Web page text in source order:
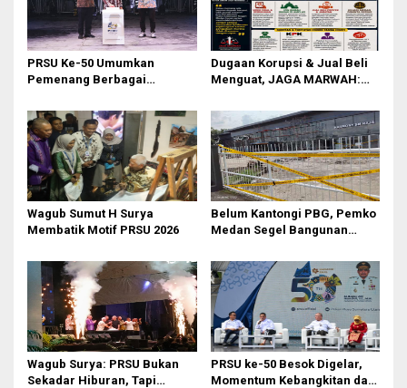
i
p
o
s
PRSU Ke-50 Umumkan
Pemenang Berbagai
Dugaan Korupsi & Jual Beli
Menguat, JAGA MARWAH:
Dilantik di Kepemimpinan
Rico Waas
‎Wagub Sumut H Surya
Membatik Motif PRSU 2026
Belum Kantongi PBG, Pemko
Medan Segel Bangunan
Raja
Wagub Surya: PRSU Bukan
Sekadar Hiburan, Tapi
PRSU ke-50 Besok Digelar,
Momentum Kebangkitan dan